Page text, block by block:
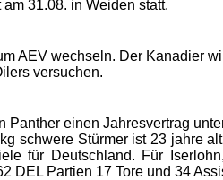
31.08. in Weiden statt.
AEV wechseln. Der Kanadier
versuchen.
Panther einen Jahresvertrag
schwere Stürmer ist 23 jahre
für Deutschland. Für
DEL Partien 17 Tore und 34